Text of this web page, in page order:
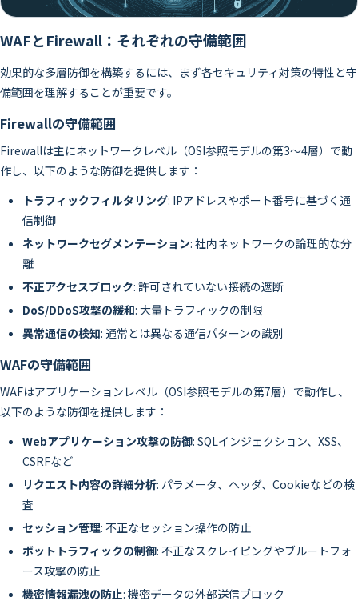
WAFとFirewall：それぞれの守備範囲
効果的な多層防御を構築するには、まず各セキュリティ対策の特性と守
備範囲を理解することが重要です。
Firewallの守備範囲
Firewallは主にネットワークレベル（OSI参照モデルの第3〜4層）で動
作し、以下のような防御を提供します：
トラフィックフィルタリング: IPアドレスやポート番号に基づく通
信制御
ネットワークセグメンテーション: 社内ネットワークの論理的な分
離
不正アクセスブロック: 許可されていない接続の遮断
DoS/DDoS攻撃の緩和: 大量トラフィックの制限
異常通信の検知: 通常とは異なる通信パターンの識別
WAFの守備範囲
WAFはアプリケーションレベル（OSI参照モデルの第7層）で動作し、
以下のような防御を提供します：
Webアプリケーション攻撃の防御: SQLインジェクション、XSS、
CSRFなど
リクエスト内容の詳細分析: パラメータ、ヘッダ、Cookieなどの検
査
セッション管理: 不正なセッション操作の防止
ボットトラフィックの制御: 不正なスクレイピングやブルートフォ
ース攻撃の防止
機密情報漏洩の防止: 機密データの外部送信ブロック